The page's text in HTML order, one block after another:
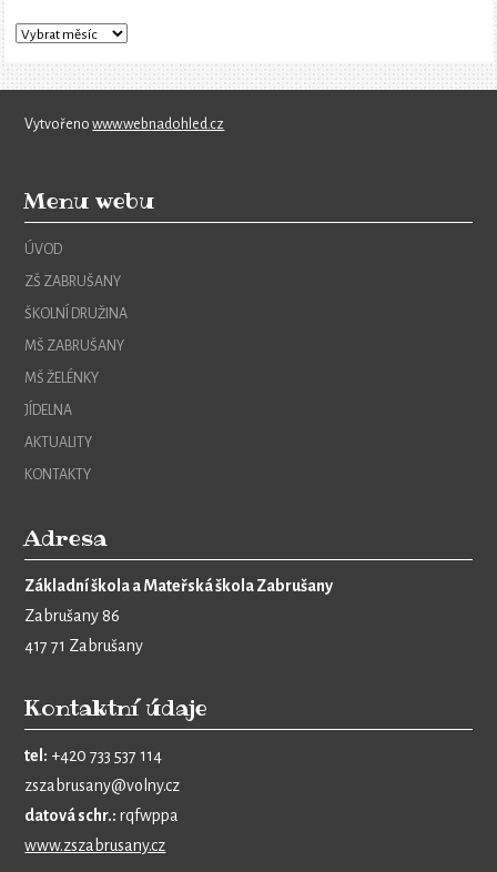
Vytvořenowww.webnadohled.cz
Menu webu
ÚVOD
ZŠ ZABRUŠANY
ŠKOLNÍ DRUŽINA
MŠ ZABRUŠANY
MŠ ŽELÉNKY
JÍDELNA
AKTUALITY
KONTAKTY
Adresa
Základní škola a Mateřská škola Zabrušany
Zabrušany 86
417 71 Zabrušany
Kontaktní údaje
tel: +420 733 537 114
zszabrusany@volny.cz
datová schr.: rqfwppa
www.zszabrusany.cz